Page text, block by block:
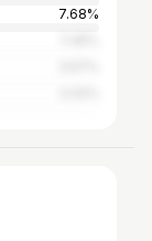
7.68%